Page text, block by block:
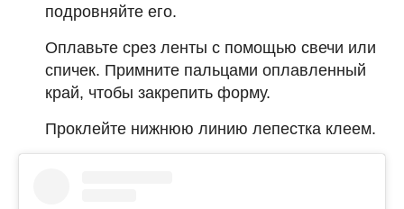
подровняйте его.
Оплавьте срез ленты с помощью свечи или
спичек. Примните пальцами оплавленный
край, чтобы закрепить форму.
Проклейте нижнюю линию лепестка клеем.